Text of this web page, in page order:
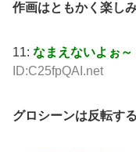
作画はともかく楽し
11: なまえないよぉ～
ID:C25fpQAI.net
グロシーンは反転す